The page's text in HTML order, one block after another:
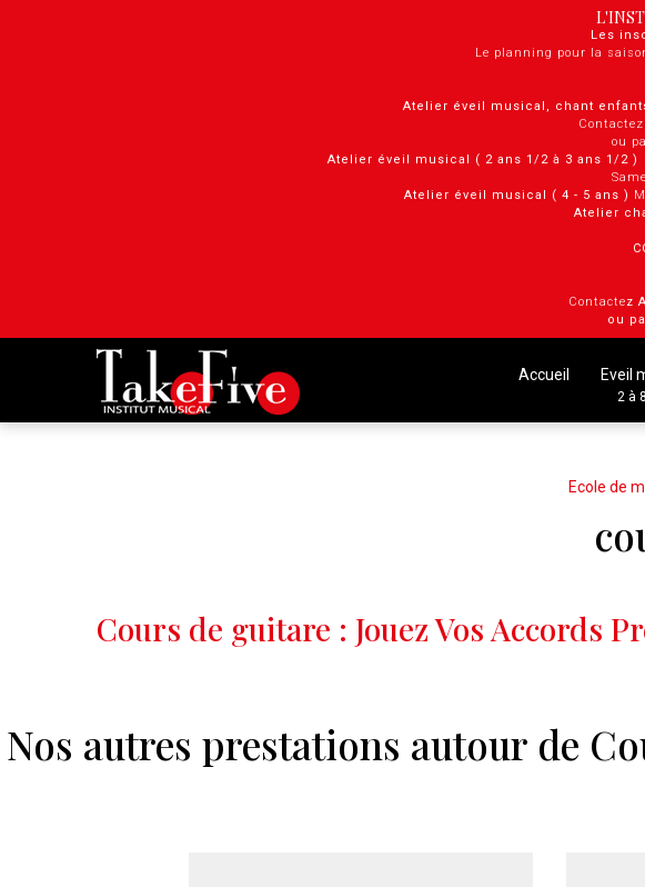
Les
Le planning pour la
Atelier éveil musical, chant
Contactez
ou
Atelier éveil musical ( 2 ans 1/2 à 3 ans 1/2 )
Atelier éveil musical ( 4 - 5 ans )
Atelier
Contactez
ou
Accueil Eveil
2 à
Ecole de
Cours de guitare : Jouez Vos Accords
Nos autres prestations autour de